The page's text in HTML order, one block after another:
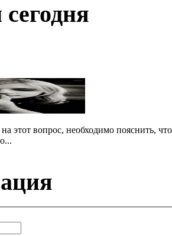
этот вопрос, необходимо пояснить,